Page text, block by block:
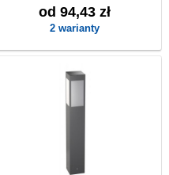
od 94,43 zł
2 warianty